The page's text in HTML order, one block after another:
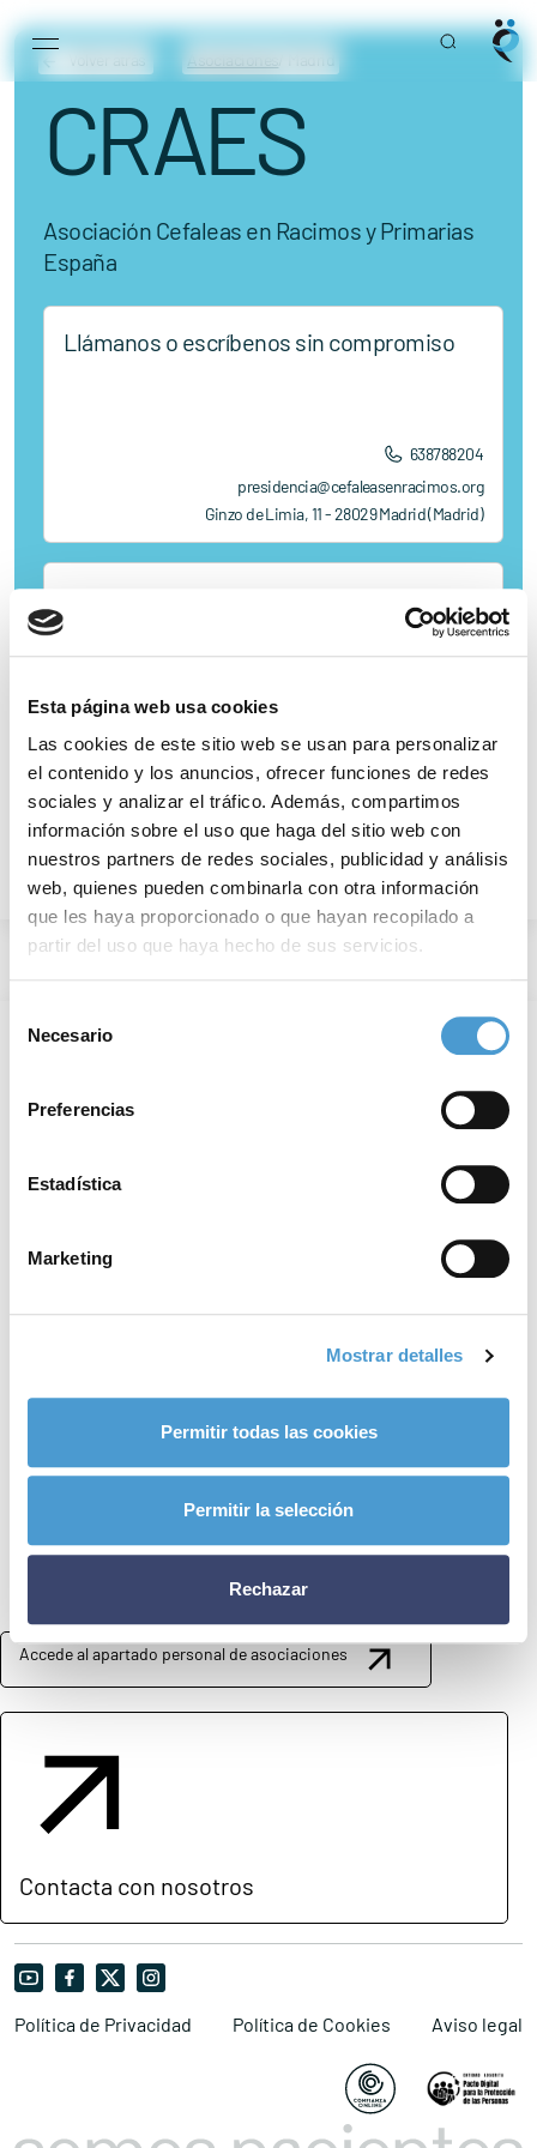
Esta página web usa cookies
Las cookies de este sitio web se usan para personalizar
el contenido y los anuncios, ofrecer funciones de redes
sociales y analizar el tráfico. Además, compartimos
información sobre el uso que haga del sitio web con
nuestros partners de redes sociales, publicidad y análisis
web, quienes pueden combinarla con otra información
que les haya proporcionado o que hayan recopilado a
partir del uso que haya hecho de sus servicios.
de cookies
Necesario
Preferencias
Estadística
Marketing
Mostrar detalles
Permitir todas las cookies
Permitir la selección
Rechazar
Main Navigation
CRAES
Asociación Cefaleas en Racimos y Primarias
España
Llámanos o escríbenos sin compromiso
638788204
presidencia@cefaleasenracimos.org
Ginzo de Limia, 11 - 28029 Madrid (Madrid)
Visitar sitio web
Explora
Asociaciones
Accede al apartado personal de asociaciones
Contacta con nosotros
Política de Privacidad Política de Cookies Aviso legal